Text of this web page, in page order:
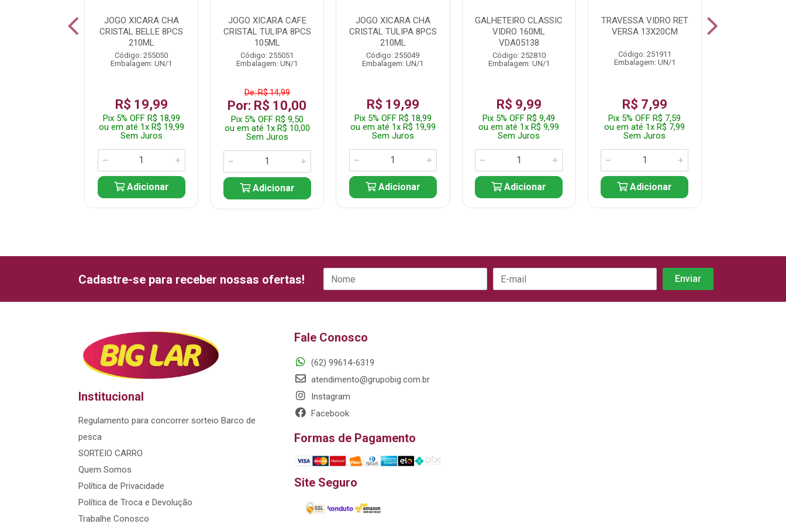
JOGO XICARA CHA
CRISTAL BELLE 8PCS
210ML
Código: 255050
Embalagem: UN/1
R$ 19,99
Pix 5% OFF R$ 18,99
ou em até 1x R$ 19,99
Sem Juros
Adicionar
JOGO XICARA CAFE
CRISTAL TULIPA 8PCS
105ML
Código: 255051
Embalagem: UN/1
De: R$ 14,99
Por: R$ 10,00
Pix 5% OFF R$ 9,50
ou em até 1x R$ 10,00
Sem Juros
Adicionar
JOGO XICARA CHA
CRISTAL TULIPA 8PCS
210ML
Código: 255049
Embalagem: UN/1
R$ 19,99
Pix 5% OFF R$ 18,99
ou em até 1x R$ 19,99
Sem Juros
Adicionar
GALHETEIRO CLASSIC
VIDRO 160ML
VDA05138
Código: 252810
Embalagem: UN/1
R$ 9,99
Pix 5% OFF R$ 9,49
ou em até 1x R$ 9,99
Sem Juros
Adicionar
TRAVESSA VIDRO RET
VERSA 13X20CM
Código: 251911
Embalagem: UN/1
R$ 7,99
Pix 5% OFF R$ 7,59
ou em até 1x R$ 7,99
Sem Juros
Adicionar
Cadastre-se para receber nossas ofertas!
Institucional
Regulamento para concorrer sorteio Barco de
pesca
SORTEIO CARRO
Quem Somos
Política de Privacidade
Política de Troca e Devolução
Trabalhe Conosco
Fale Conosco
(62) 99614-6319
atendimento@grupobig.com.br
Instagram
Facebook
Formas de Pagamento
Site Seguro